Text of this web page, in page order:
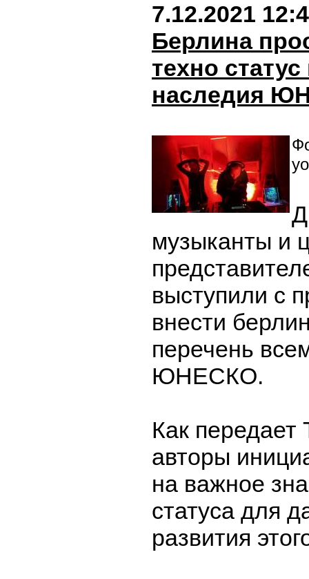
7.12.2021
Берлина
техно
наследия
музыканты и
выступили с
внести
перечень
ЮНЕСКО.
Как передает
авторы
на важное
статуса для
развития